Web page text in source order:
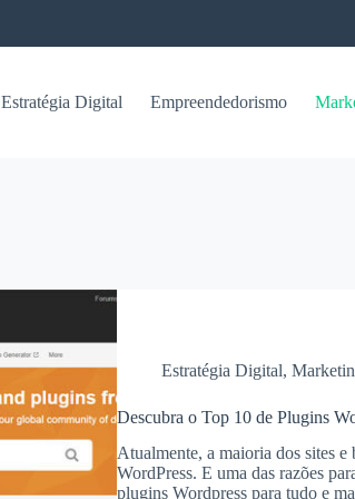
Estratégia Digital Empreendedorismo
Estratégia Digital,
Descubra o Top 10 de Plugins
Atualmente, a maioria dos sites
WordPress. E uma das razões
plugins Wordpress para tudo e